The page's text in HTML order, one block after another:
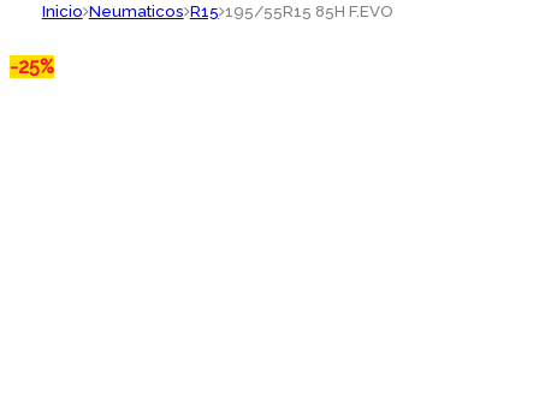
Inicio Neumaticos R15 195/55R15 85H F.EVO
-25%